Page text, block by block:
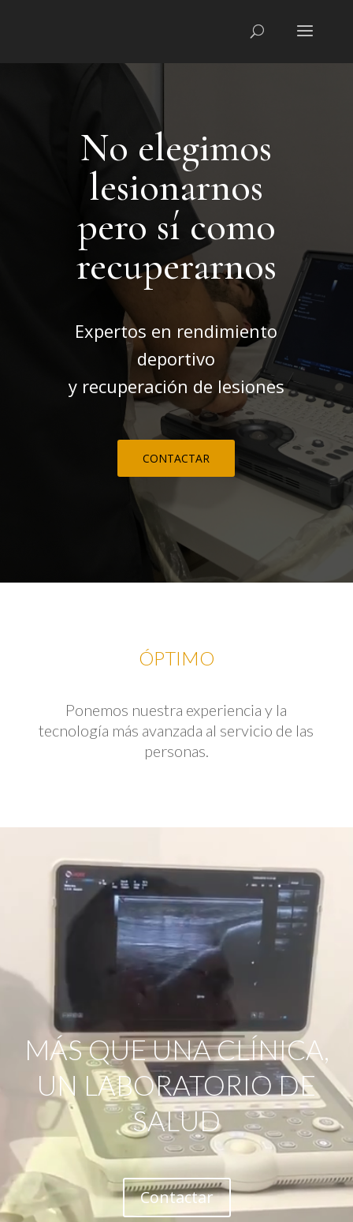
No elegimos
lesionarnos
pero sí como
recuperarnos
Expertos en rendimiento
deportivo
y recuperación de lesiones
CONTACTAR
ÓPTIMO
Ponemos nuestra experiencia y la
tecnología más avanzada al servicio de las
personas.
MÁS QUE UNA CLÍNICA,
UN LABORATORIO DE
SALUD
Contactar